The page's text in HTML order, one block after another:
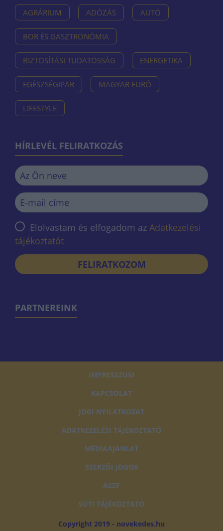
AGRÁRIUM ADÓZÁS AUTÓ
BOR ÉS GASZTRONÓMIA
BIZTOSÍTÁSI TUDATOSSÁG ENERGETIKA
EGÉSZSÉGIPAR MAGYAR EURÓ
LIFESTYLE
HÍRLEVÉL FELIRATKOZÁS
Elolvastam és elfogadom az Adatkezelési
tájékoztatót
FELIRATKOZOM
PARTNEREINK
IMPRESSZUM
KAPCSOLAT
JOGI NYILATKOZAT
ADATKEZELÉSI TÁJÉKOZTATÓ
MÉDIAAJÁNLAT
SZERZŐI JOGOK
ÁSZF
SÜTI TÁJÉKOZTATÓ
Copyright 2019 - novekedes.hu